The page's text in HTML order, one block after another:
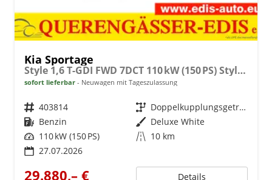
Kia Sportage
Style 1,6 T-GDI FWD 7DCT 110 kW (150 PS) Style-Paket, 2-Zonen-Klimaautomatik, Sitz-/Lenkradheizung, Regensensor, Navi, DAB, Apple CarPlay/Android Auto, Rückfahrkamera, Parksensoren vorn/hinten, Full-LED, 17 Zoll LM, uvm.
sofort lieferbar Neuwagen mit Tageszulassung
Fahrzeugnr. 403814 Getriebe
Doppelkupplungsgetriebe (DSG)
Kraftstoff Benzin Außenfarbe Deluxe White
Leistung 110 kW (150 PS) Kilometerstand 10 km
27.07.2026
29.880,– € Details